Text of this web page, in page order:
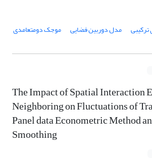
مدل دوربین فضایی موجک دومتعامدی
The Impact of Spatial Interaction
Neighboring on Fluctuations of
Panel data Econometric Method
Smoothing